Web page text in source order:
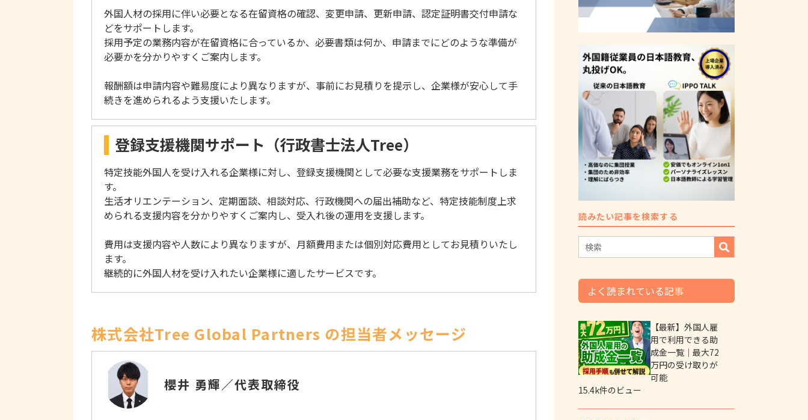
外国人材の採用に伴い必要となる在留資格の確認、変更申請、更新申請、認定証明書交付申請な
どをサポートします。
採用予定の業務内容が在留資格に合っているか、必要書類は何か、申請までにどのような準備が
必要かを分かりやすくご案内します。
報酬額は申請内容や難易度により異なりますが、事前にお見積りを提示し、企業様が安心して手
続きを進められるよう支援いたします。
登録支援機関サポート（行政書士法人Tree）
特定技能外国人を受け入れる企業様に対し、登録支援機関として必要な支援業務をサポートしま
す。
生活オリエンテーション、定期面談、相談対応、行政機関への届出補助など、特定技能制度上求
められる支援内容を分かりやすくご案内し、受入れ後の運用を支援します。
費用は支援内容や人数により異なりますが、月額費用または個別対応費用としてお見積りいたし
ます。
継続的に外国人材を受け入れたい企業様に適したサービスです。
株式会社Tree Global Partners の担当者メッセージ
櫻井 勇輝／代表取締役
読みたい記事を検索する
よく読まれている記事
【最新】外国人雇
用で利用できる助
成金一覧｜最大72
万円の受け取りが
可能
15.4k件のビュー